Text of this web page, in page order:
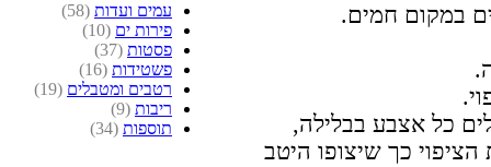
עמים ועדות (58)
פירות ים (10)
פסטות (37)
פשטידות (16)
רטבים ומטבלים (19)
ריבות (9)
תוספות (34)
במקום חמים.
כל אצבע בבלילה,
כך שיצופו היטב